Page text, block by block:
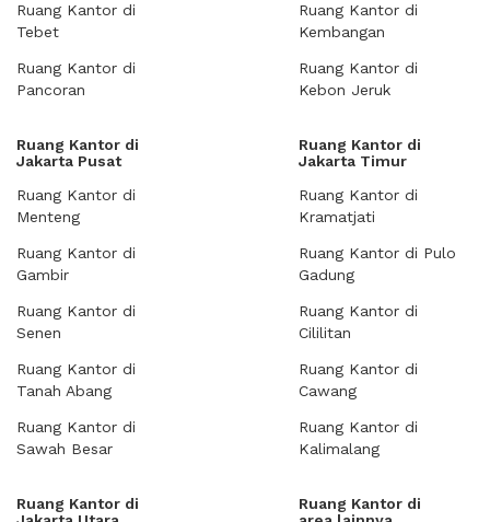
Ruang Kantor di
Tebet
Ruang Kantor di
Pancoran
Ruang Kantor di
Kembangan
Ruang Kantor di
Kebon Jeruk
Ruang Kantor di
Jakarta Pusat
Ruang Kantor di
Menteng
Ruang Kantor di
Gambir
Ruang Kantor di
Senen
Ruang Kantor di
Tanah Abang
Ruang Kantor di
Sawah Besar
Ruang Kantor di
Jakarta Timur
Ruang Kantor di
Kramatjati
Ruang Kantor di Pulo
Gadung
Ruang Kantor di
Cililitan
Ruang Kantor di
Cawang
Ruang Kantor di
Kalimalang
Ruang Kantor di
Ruang Kantor di